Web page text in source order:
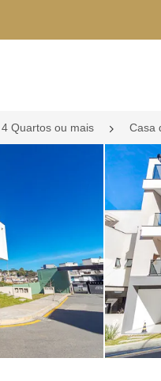
4 Quartos ou mais